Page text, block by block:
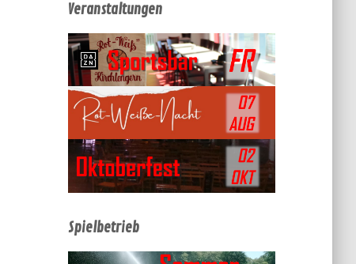
Veranstaltungen
Spielbetrieb